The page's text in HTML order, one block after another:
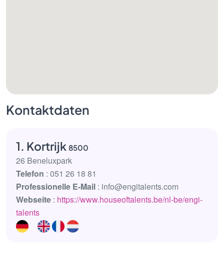
Kontaktdaten
1. Kortrijk 8500
26 Beneluxpark
Telefon : 051 26 18 81
Professionelle E-Mail : info@engitalents.com
Webseite : https://www.houseoftalents.be/nl-be/engi-
talents